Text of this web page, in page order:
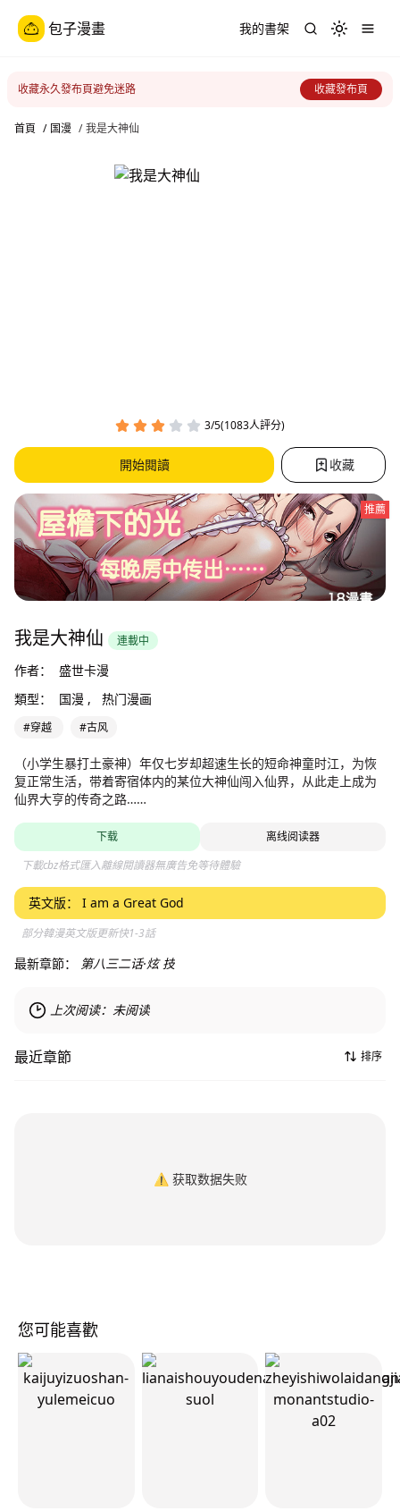
包子漫畫 我的書架 Toggle
收藏永久發布頁避免迷路 收藏發布頁
首頁 / 国漫 / 我是大神仙
3/5(1083人評分)
開始閱讀 收藏
推薦
我是大神仙 連載中
作者：
盛世卡漫
類型：
国漫 , 热门漫画
#穿越 #古风
（小学生暴打土豪神）年仅七岁却超速生长的短命神童时江，为恢
复正常生活，带着寄宿体内的某位大神仙闯入仙界，从此走上成为
仙界大亨的传奇之路……
下载
离线阅读器
下載cbz格式匯入離線閱讀器無廣告免等待體驗
英文版： I am a Great God
部分韓漫英文版更新快1-3話
最新章節： 第八三二话·炫 技
上次阅读： 未阅读
最近章節 排序
⚠️ 获取数据失败
您可能喜歡